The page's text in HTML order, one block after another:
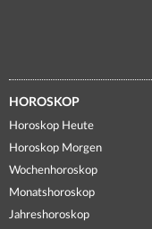
HOROSKOP
Horoskop Heute
Horoskop Morgen
Wochenhoroskop
Monatshoroskop
Jahreshoroskop